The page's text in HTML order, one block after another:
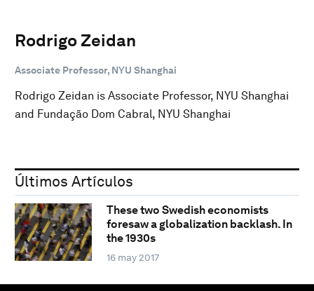
Rodrigo Zeidan
Associate Professor, NYU Shanghai
Rodrigo Zeidan is Associate Professor, NYU Shanghai
and Fundação Dom Cabral, NYU Shanghai
Últimos Artículos
These two Swedish economists
foresaw a globalization backlash. In
the 1930s
16 may 2017